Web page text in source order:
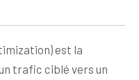
est la
trafic ciblé vers un